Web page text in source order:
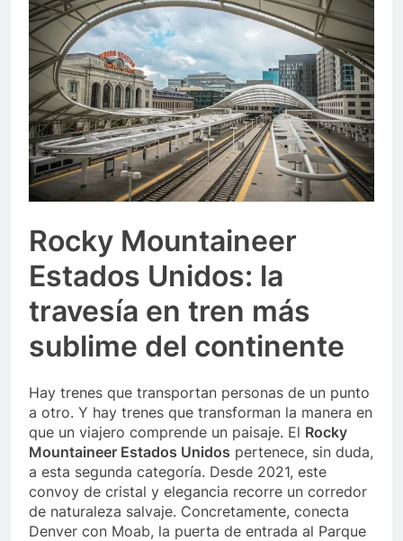
Rocky Mountaineer
Estados Unidos: la
travesía en tren más
sublime del continente
Hay trenes que transportan personas de un punto
a otro. Y hay trenes que transforman la manera en
que un viajero comprende un paisaje. El Rocky
Mountaineer Estados Unidos pertenece, sin duda,
a esta segunda categoría. Desde 2021, este
convoy de cristal y elegancia recorre un corredor
de naturaleza salvaje. Concretamente, conecta
Denver con Moab, la puerta de entrada al Parque